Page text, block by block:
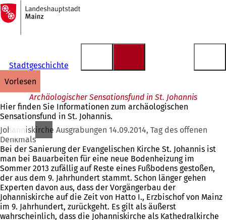
Inhalt anspringen
Zur
Startseite
Stadtgeschichte
vorlesen
Archäologischer Sensationsfund in St. Johannis
Hier finden Sie Informationen zum archäologischen
Sensationsfund in St. Johannis.
Johanniskirche Ausgrabungen 14.09.2014, Tag des offenen
Denkmals
Bei der Sanierung der Evangelischen Kirche St. Johannis ist
man bei Bauarbeiten für eine neue Bodenheizung im
Sommer 2013 zufällig auf Reste eines Fußbodens gestoßen,
der aus dem 9. Jahrhundert stammt. Schon länger gehen
Experten davon aus, dass der Vorgängerbau der
Johanniskirche auf die Zeit von Hatto I., Erzbischof von Mainz
im 9. Jahrhundert, zurückgeht. Es gilt als äußerst
wahrscheinlich, dass die Johanniskirche als Kathedralkirche